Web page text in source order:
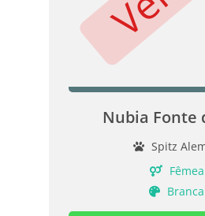
Nubia Fonte
Spitz
Fêmea
Branca